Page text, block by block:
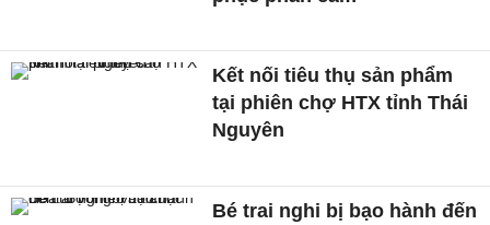
Kết nối tiêu thụ sản phẩm
tại phiên chợ HTX tỉnh Thái
Nguyên
Bé trai nghi bị bạo hành đến